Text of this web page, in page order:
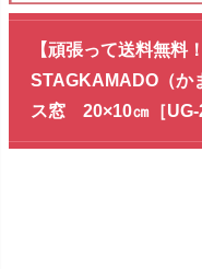
【頑張って送料無料
STAGKAMADO（か
ス窓 20×10㎝［UG-